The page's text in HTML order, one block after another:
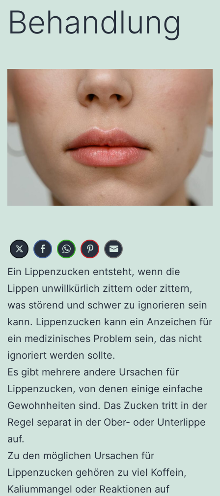
Behandlung
Ein Lippenzucken entsteht, wenn die
Lippen unwillkürlich zittern oder zittern,
was störend und schwer zu ignorieren sein
kann. Lippenzucken kann ein Anzeichen für
ein medizinisches Problem sein, das nicht
ignoriert werden sollte.
Es gibt mehrere andere Ursachen für
Lippenzucken, von denen einige einfache
Gewohnheiten sind. Das Zucken tritt in der
Regel separat in der Ober- oder Unterlippe
auf.
Zu den möglichen Ursachen für
Lippenzucken gehören zu viel Koffein,
Kaliummangel oder Reaktionen auf